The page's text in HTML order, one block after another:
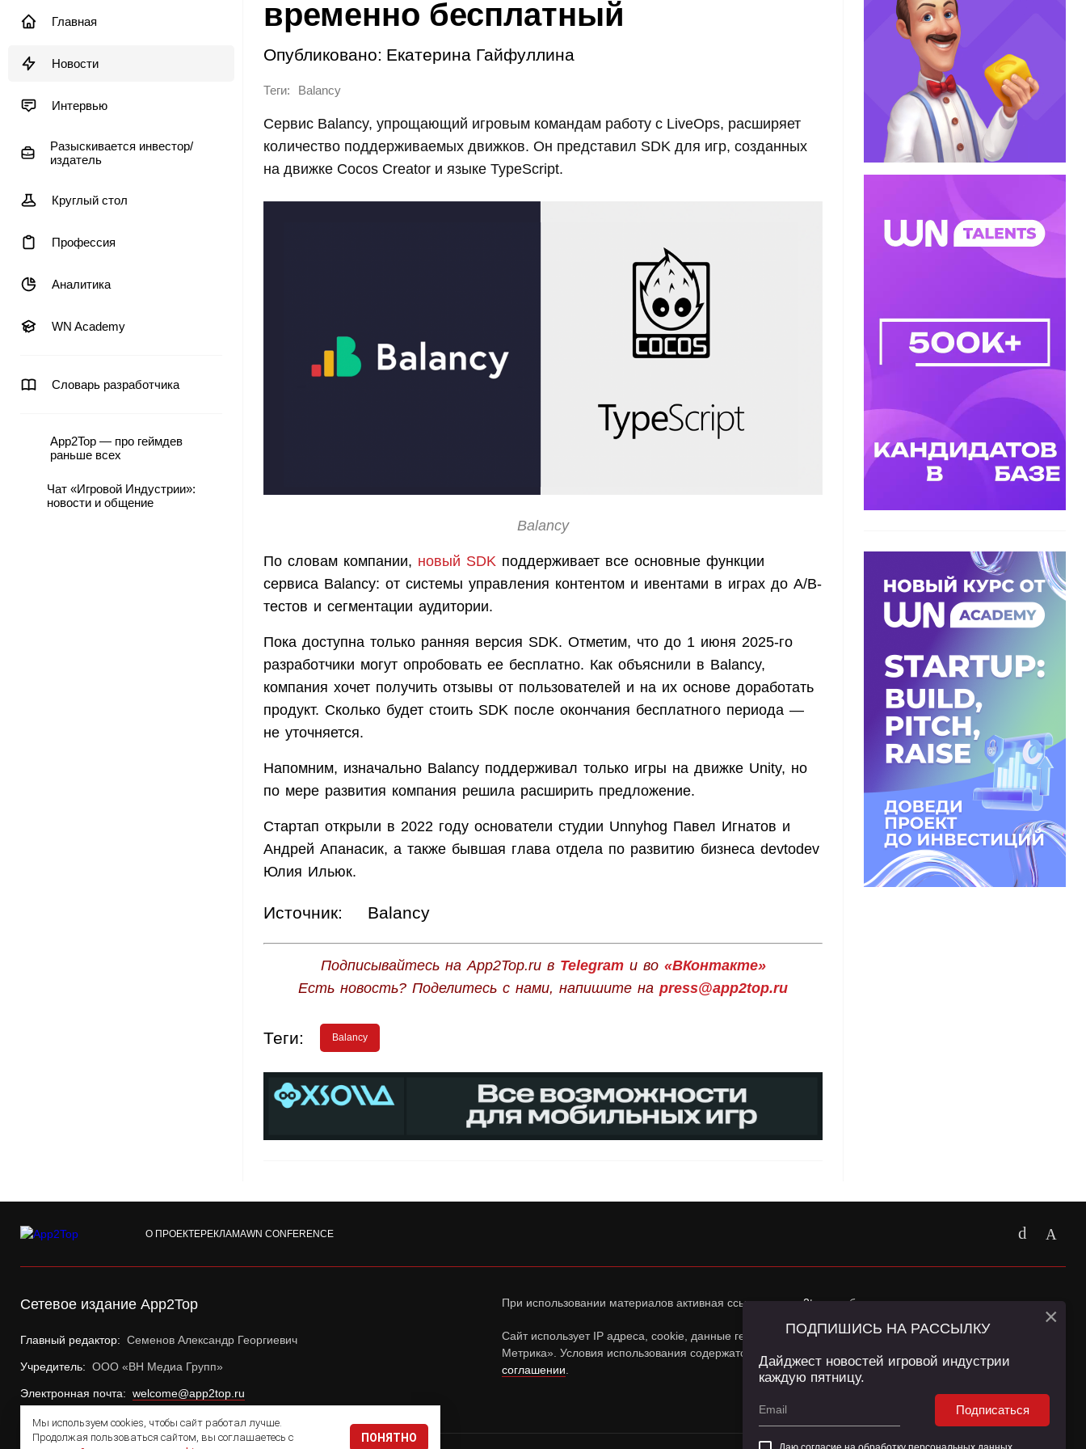
Главная
Новости
Интервью
Разыскивается инвестор/
издатель
Круглый стол
Профессия
Аналитика
WN Academy
Словарь разработчика
App2Top — про геймдев
раньше всех
Чат «Игровой Индустрии»:
новости и общение
временно бесплатный
Опубликовано: Екатерина Гайфуллина
Теги: Balancy
Сервис Balancy, упрощающий игровым командам работу с LiveOps, расширяет
количество поддерживаемых движков. Он представил SDK для игр, созданных
на движке Cocos Creator и языке TypeScript.
Balancy
По словам компании, новый SDK поддерживает все основные функции
сервиса Balancy: от системы управления контентом и ивентами в играх до A/B-
тестов и сегментации аудитории.
Пока доступна только ранняя версия SDK. Отметим, что до 1 июня 2025-го
разработчики могут опробовать ее бесплатно. Как объяснили в Balancy,
компания хочет получить отзывы от пользователей и на их основе доработать
продукт. Сколько будет стоить SDK после окончания бесплатного периода —
не уточняется.
Напомним, изначально Balancy поддерживал только игры на движке Unity, но
по мере развития компания решила расширить предложение.
Стартап открыли в 2022 году основатели студии Unnyhog Павел Игнатов и
Андрей Апанасик, а также бывшая глава отдела по развитию бизнеса devtodev
Юлия Ильюк.
Источник: Balancy
Подписывайтесь на App2Top.ru в Telegramи во «ВКонтакте»
Есть новость? Поделитесь с нами, напишите на press@app2top.ru
Теги: Balancy
О ПРОЕКТЕРЕКЛАМАWN CONFERENCE
Сетевое издание App2Top
Главный редактор: Семенов Александр Георгиевич
Учредитель: ООО «ВН Медиа Групп»
Электронная почта: welcome@app2top.ru
При использовании материалов активная ссылка наapp2top.ruобязательна.
Сайт использует IP адреса, cookie, данные геолокации Пользователей сайта и сервис «Яндекс
Метрика». Условия использования содержатся вПолитике конфиденциальностии
соглашении.
Мы используем cookies, чтобы сайт работал лучше.
Продолжая пользоваться сайтом, вы соглашаетесь с
ПОНЯТНО
ПОДПИШИСЬ НА РАССЫЛКУ
Дайджест новостей игровой индустрии
каждую пятницу.
Подписаться
×